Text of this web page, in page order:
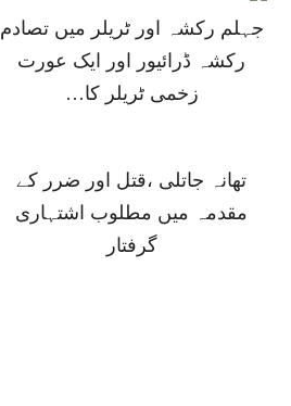
جہلم رکشہ اور ٹریلر میں تصادم
رکشہ ڈرائیور اور ایک عورت
زخمی ٹریلر کا…
تھانہ جاتلی ،قتل اور ضرر کے
مقدمہ میں مطلوب اشتہاری
گرفتار